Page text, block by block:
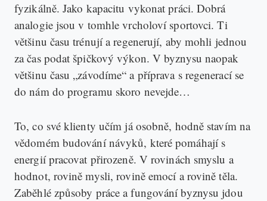
fyzikálně. Jako kapacitu vykonat práci. Dobrá
analogie jsou v tomhle vrcholoví sportovci. Ti
většinu času trénují a regenerují, aby mohli jednou
za čas podat špičkový výkon. V byznysu naopak
většinu času „závodíme“ a příprava s regenerací se
do nám do programu skoro nevejde…
To, co své klienty učím já osobně, hodně stavím na
vědomém budování návyků, které pomáhají s
energií pracovat přirozeně. V rovinách smyslu a
hodnot, rovině mysli, rovině emocí a rovině těla.
Zaběhlé způsoby práce a fungování byznysu jdou